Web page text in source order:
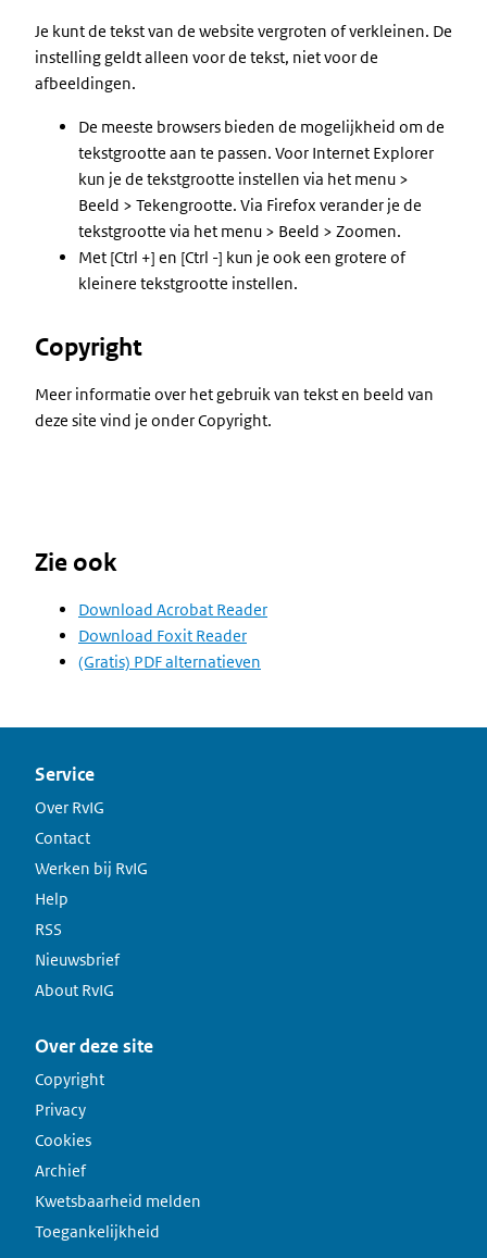
Je kunt de tekst van de website vergroten of verkleinen. De
instelling geldt alleen voor de tekst, niet voor de
afbeeldingen.
De meeste browsers bieden de mogelijkheid om de
tekstgrootte aan te passen. Voor Internet Explorer
kun je de tekstgrootte instellen via het menu >
Beeld > Tekengrootte. Via Firefox verander je de
tekstgrootte via het menu > Beeld > Zoomen.
Met [Ctrl +] en [Ctrl -] kun je ook een grotere of
kleinere tekstgrootte instellen.
Copyright
Meer informatie over het gebruik van tekst en beeld van
deze site vind je onder Copyright.
Zie ook
Download Acrobat Reader
Download Foxit Reader
(Gratis) PDF alternatieven
Service
Over RvIG
Contact
Werken bij RvIG
Help
RSS
Nieuwsbrief
About RvIG
Over deze site
Copyright
Privacy
Cookies
Archief
Kwetsbaarheid melden
Toegankelijkheid